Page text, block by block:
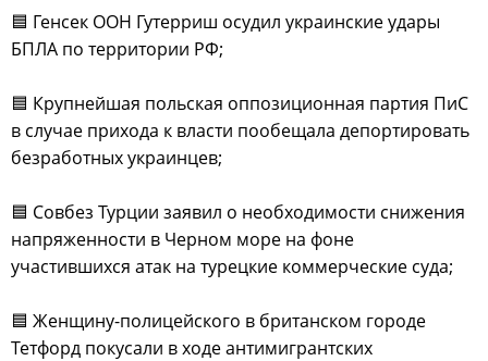
🟦 Генсек ООН Гутерриш осудил украинские удары
БПЛА по территории РФ;
🟦 Крупнейшая польская оппозиционная партия ПиС
в случае прихода к власти пообещала депортировать
безработных украинцев;
🟦 Совбез Турции заявил о необходимости снижения
напряженности в Черном море на фоне
участившихся атак на турецкие коммерческие суда;
🟦 Женщину-полицейского в британском городе
Тетфорд покусали в ходе антимигрантских